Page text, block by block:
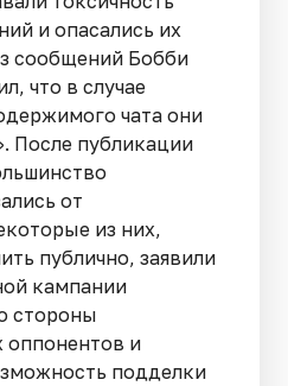
и опасались их
сообщений Бобби
что в случае
чата они
После публикации
от
из них,
публично, заявили
кампании
стороны
оппонентов и
подделки